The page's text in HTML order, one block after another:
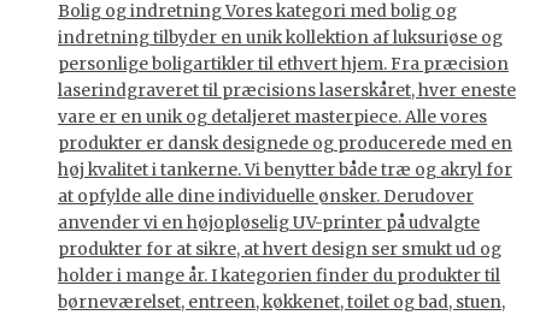
Bolig og indretning Vores kategori med bolig og
indretning tilbyder en unik kollektion af luksuriøse og
personlige boligartikler til ethvert hjem. Fra præcision
laserindgraveret til præcisions laserskåret, hver eneste
vare er en unik og detaljeret masterpiece. Alle vores
produkter er dansk designede og producerede med en
høj kvalitet i tankerne. Vi benytter både træ og akryl for
at opfylde alle dine individuelle ønsker. Derudover
anvender vi en højopløselig UV-printer på udvalgte
produkter for at sikre, at hvert design ser smukt ud og
holder i mange år. I kategorien finder du produkter til
børneværelset, entreen, køkkenet, toilet og bad, stuen,